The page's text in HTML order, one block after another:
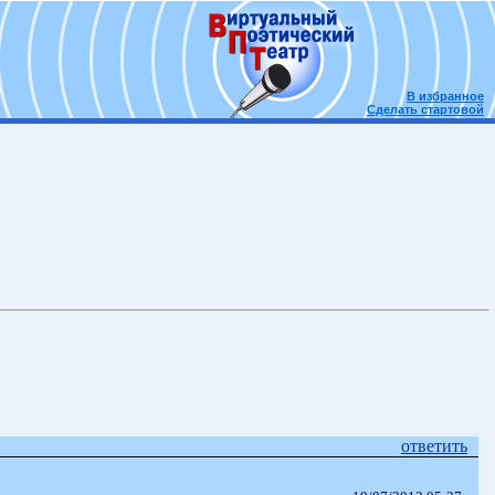
В избранное
Сделать стартовой
ответить